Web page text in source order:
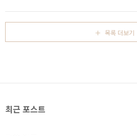
는데, 입장료는 공정거래위원회가 가격 거품이 있는지
목록 더보기
최근 포스트